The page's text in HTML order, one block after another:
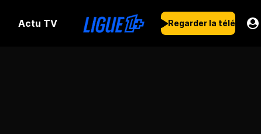
Actu TV Regarder la télé